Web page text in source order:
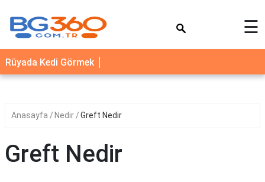
YEMEK
TARİFLERİ
SAĞLIK
☰
Rüyada Kedi Görmek
Anasayfa Nedir Greft Nedir
Greft Nedir